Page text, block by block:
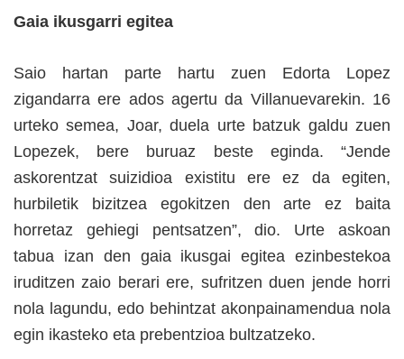
Gaia ikusgarri egitea
Saio hartan parte hartu zuen Edorta Lopez
zigandarra ere ados agertu da Villanuevarekin. 16
urteko semea, Joar, duela urte batzuk galdu zuen
Lopezek, bere buruaz beste eginda. “Jende
askorentzat suizidioa existitu ere ez da egiten,
hurbiletik bizitzea egokitzen den arte ez baita
horretaz gehiegi pentsatzen”, dio. Urte askoan
tabua izan den gaia ikusgai egitea ezinbestekoa
iruditzen zaio berari ere, sufritzen duen jende horri
nola lagundu, edo behintzat akonpainamendua nola
egin ikasteko eta prebentzioa bultzatzeko.